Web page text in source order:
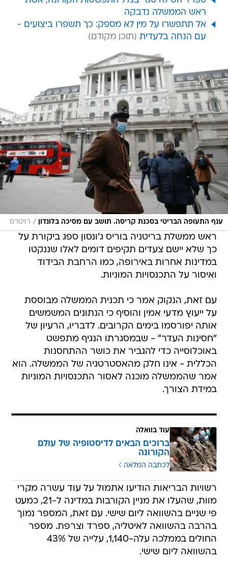
ראש הממשלה נדבקה
אל תתפשרו על מין לא מספק: כך תשפרו ביצועים -
עם הנחה בלעדית
ענף התעופה הבריטי בסכנת קריסה. תושב עם מסיכה בלונדון / רויטרס
ראש ממשלת בריטניה בוריס ג'ונסון ספג ביקורת על
כך שלא יישם צעדים תקיפים דומים לאלו שננקטו
במדינות אחרות באירופה, כמו הרחבת הבידוד
ואיסור על התכנסויות המוניות.
עם זאת, הנקוק אמר כי תכנית הממשלה מבוססת
על ייעוץ מדעי אמין והוסיף כי הנתונים המשמשים
אותה יפורסמו בימים הקרובים. לדבריו, הרעיון של
"חסינות העדר" - שבמסגרתו הנגיף מתפשט
באוכלוסייה כדי להגביר את כושר ההתחסנות
הכללית - אינו חלק מהאסטרטגיה של הממשלה. הוא
אמר שהממשלה מוכנה לאסור התכנסויות המוניות
במידת הצורך.
עוד בוואלה
ברוכים הבאים לדיסטופיה של עולם
הקורונה
לכתבה המלאה
רשויות הבריאות הודיעו אתמול על עוד עשרה מקרי
מוות, שהעלו את מניין הקורבות במדינה ל-21, כמעט
פי שניים בהשוואה ליום שישי. עם זאת, המספר נמוך
בהרבה בהשוואה לאיטליה, ספרד וצרפת. מספר
החולים בממלכה עלה-1,140, עלייה של 43%
בהשוואה ליום שישי.